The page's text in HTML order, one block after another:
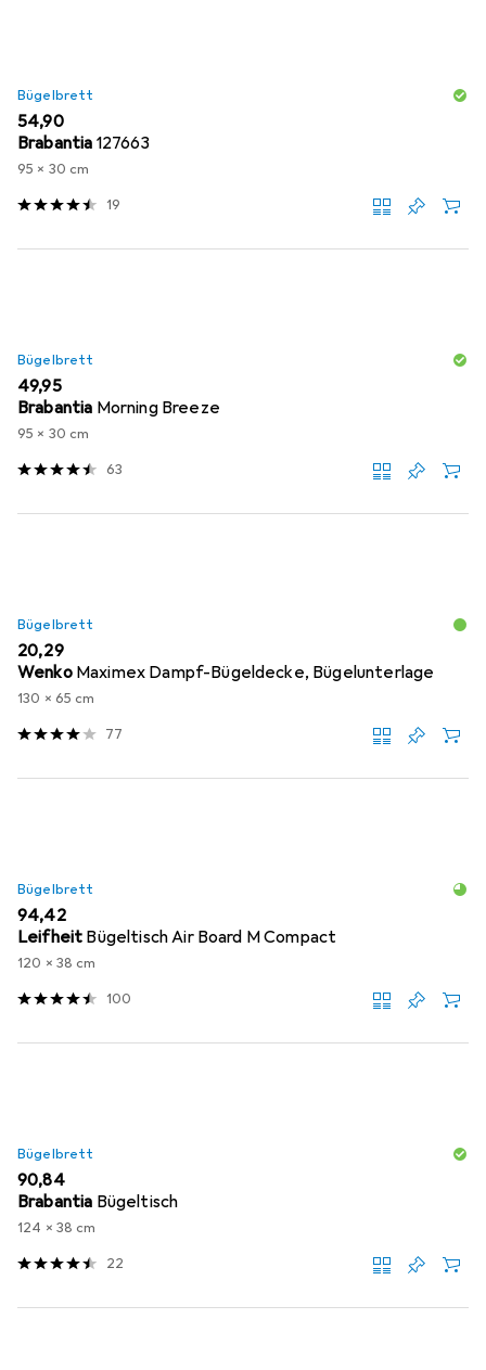
Bügelbrett
EUR
54,90
Brabantia 127663
95 x 30 cm
19
Bügelbrett
EUR
49,95
Brabantia Morning Breeze
95 x 30 cm
63
Bügelbrett
EUR
20,29
Wenko Maximex Dampf-Bügeldecke, Bügelunterlage
130 x 65 cm
77
Bügelbrett
EUR
94,42
Leifheit Bügeltisch Air Board M Compact
120 x 38 cm
100
Bügelbrett
EUR
90,84
Brabantia Bügeltisch
124 x 38 cm
22